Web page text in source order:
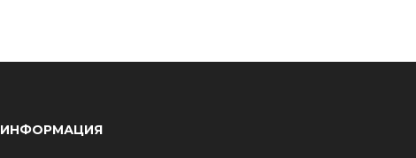
ИНФОРМАЦИЯ